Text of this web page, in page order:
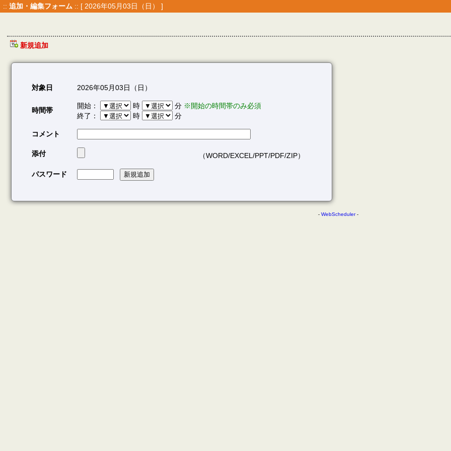
:: 追加・編集フォーム :: [ 2026年05月03日（日） ]
新規追加
対象日 2026年05月03日（日）
時間帯
開始： 時 分 ※開始の時間帯のみ必須
終了：
時 分
コメント
添付 （WORD/EXCEL/PPT/PDF/ZIP）
パスワード
- WebScheduler-